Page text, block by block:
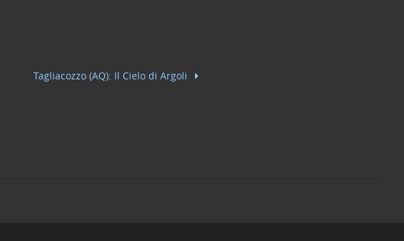
Tagliacozzo (AQ): Il Cielo di Argoli